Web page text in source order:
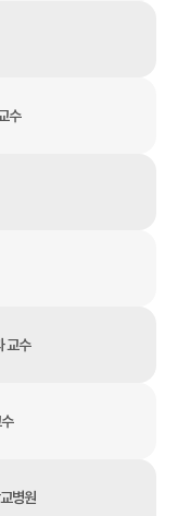
수
교수
병원